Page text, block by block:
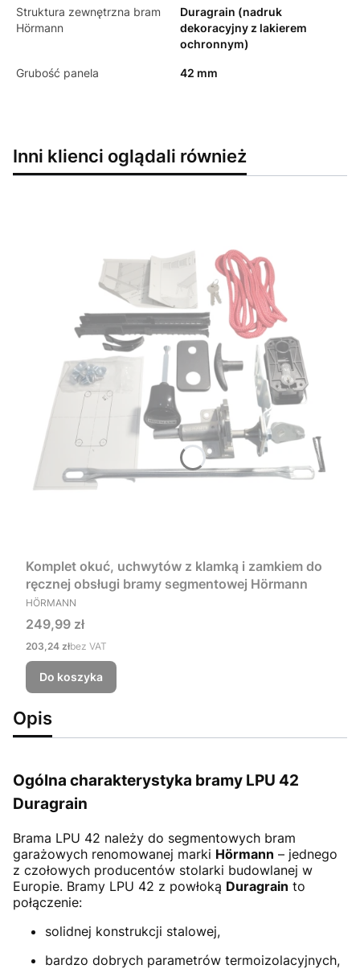
Struktura zewnętrzna bram
Hörmann
Duragrain (nadruk
dekoracyjny z lakierem
ochronnym)
Grubość panela 42 mm
Inni klienci oglądali również
Komplet okuć, uchwytów z klamką i zamkiem do
ręcznej obsługi bramy segmentowej Hörmann
PRODUCENT
HÖRMANN
Cena
249,99 zł
Cena
203,24 złbez VAT
Do koszyka
Opis
Ogólna charakterystyka bramy LPU 42
Duragrain
Brama LPU 42 należy do segmentowych bram
garażowych renomowanej marki Hörmann – jednego
z czołowych producentów stolarki budowlanej w
Europie. Bramy LPU 42 z powłoką Duragrain to
połączenie:
solidnej konstrukcji stalowej,
bardzo dobrych parametrów termoizolacyjnych,